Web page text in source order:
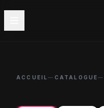
ACCUEIL— CATALOGUE—